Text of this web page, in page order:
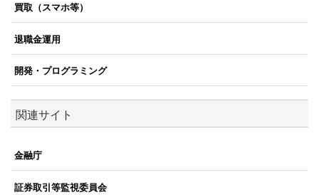
買取（スマホ等）
退職金運用
開発・プログラミング
関連サイト
金融庁
証券取引等監視委員会